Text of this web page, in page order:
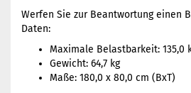
Werfen Sie zur Beantwortung einen
Daten:
Maximale Belastbarkeit: 135,0
Gewicht: 64,7 kg
Maße: 180,0 x 80,0 cm (BxT)